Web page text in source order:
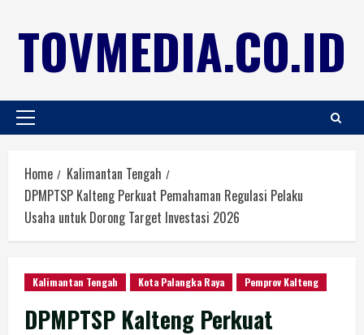
TOVMEDIA.CO.ID
Home
Kalimantan Tengah
DPMPTSP Kalteng Perkuat Pemahaman Regulasi Pelaku
Usaha untuk Dorong Target Investasi 2026
Kalimantan Tengah Kota Palangka Raya Pemprov Kalteng
DPMPTSP Kalteng Perkuat